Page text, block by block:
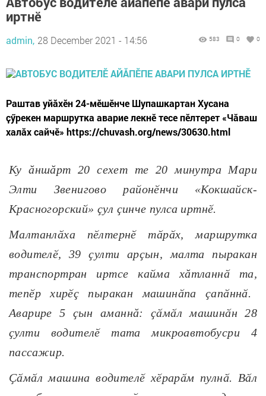
иртнӗ
admin, 28 December 2021 - 14:56 583 0 0
Раштав уйӑхӗн 24-мӗшӗнче Шупашкартан Хусана
ҫӳрекен маршрутка аварие лекнӗ тесе пӗлтерет «Чăваш
халăх сайчӗ» https://chuvash.org/news/30630.html
Ку ăншăрт 20 сехет те 20 минутра Мари
Элти Звенигово районӗнчи «Кокшайск-
Красногорский» ҫул ҫинче пулса иртнӗ.
Малтанлӑха пӗлтернӗ тӑрӑх, маршрутка
водителӗ, 39 ҫулти арҫын, малта пыракан
транспортран иртсе кайма хăтланнӑ та,
тепӗр хирӗç пыракан машинӑпа ҫапӑннӑ.
Аварире 5 ҫын аманнă: ҫӑмӑл машинӑн 28
ҫулти водителӗ тата микроавтобусри 4
пассажир.
Ҫӑмӑл машина водителӗ хӗрарӑм пулнӑ. Вӑл